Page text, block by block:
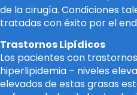
de la cirugía. Condiciones
tratadas con éxito por el
Trastornos Lipídicos
Los pacientes con
hiperlipidemia – niveles
elevados de estas grasas